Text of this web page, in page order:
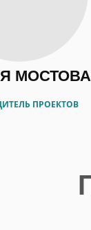
ПРОЕКТОВ